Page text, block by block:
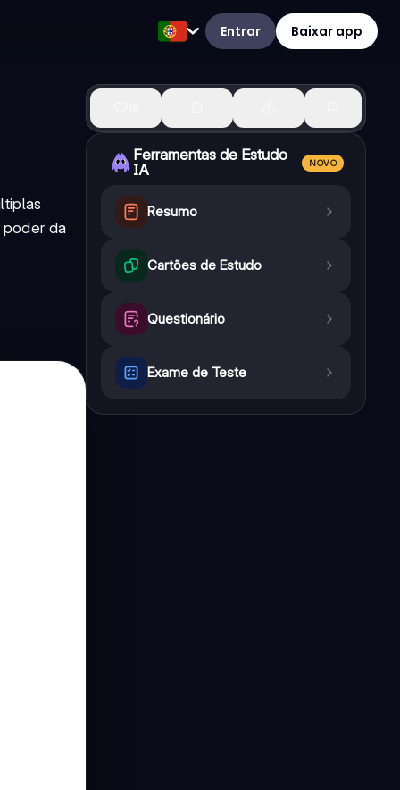
Entrar Baixar app
poder da
Ferramentas de Estudo
IA
NOVO
Resumo
Cartões de Estudo
Questionário
Exame de Teste